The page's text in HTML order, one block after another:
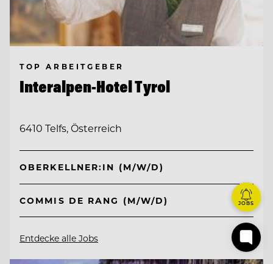
TOP ARBEITGEBER
Interalpen-Hotel Tyrol
6410 Telfs, Österreich
OBERKELLNER:IN (M/W/D)
COMMIS DE RANG (M/W/D)
Entdecke alle Jobs
JOBS